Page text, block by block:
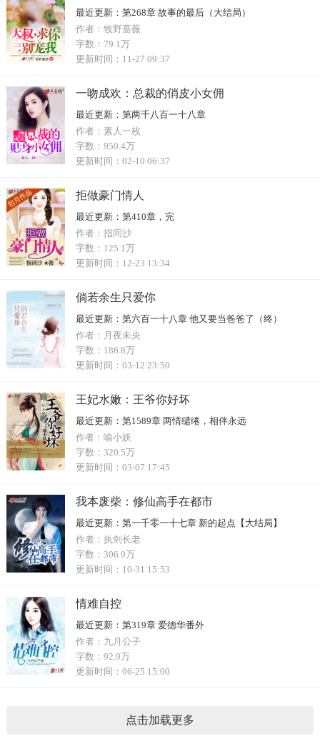
最近更新： 第268章 故事的最后（大结局）
作者： 牧野蔷薇
字数： 79.1万
更新时间： 11-27 09:37
一吻成欢：总裁的俏皮小女佣
最近更新： 第两千八百一十八章
作者： 素人一枚
字数： 950.4万
更新时间： 02-10 06:37
拒做豪门情人
最近更新： 第410章，完
作者： 指间沙
字数： 125.1万
更新时间： 12-23 13:34
倘若余生只爱你
最近更新： 第六百一十八章 他又要当爸爸了（终）
作者： 月夜未央
字数： 186.8万
更新时间： 03-12 23:50
王妃水嫩：王爷你好坏
最近更新： 第1589章 两情缱绻，相伴永远
作者： 喻小妖
字数： 320.5万
更新时间： 03-07 17:45
我本废柴：修仙高手在都市
最近更新： 第一千零一十七章 新的起点【大结局】
作者： 执剑长老
字数： 306.9万
更新时间： 10-31 15:53
情难自控
最近更新： 第319章 爱德华番外
作者： 九月公子
字数： 92.9万
更新时间： 06-25 15:00
点击加载更多